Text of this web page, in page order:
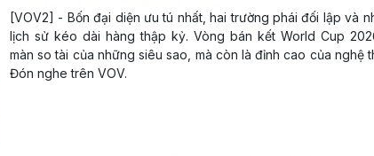
[VOV2] - Bốn đại diện ưu tú nhất, hai trường phái đối lập và
lịch sử kéo dài hàng thập kỷ. Vòng bán kết World Cup
màn so tài của những siêu sao, mà còn là đỉnh cao của nghệ
Đón nghe trên VOV.